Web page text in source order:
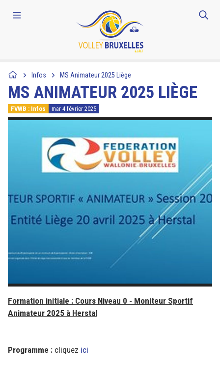
Infos MS Animateur 2025 Liège
MS ANIMATEUR 2025 LIÈGE
FVWB : Infos mar 4 février 2025
Formation initiale : Cours Niveau 0 - Moniteur Sportif
Animateur 2025 à Herstal
Programme : cliquez ici